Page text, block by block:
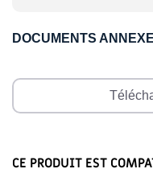
DOCUMENTS
CE PRODUIT EST